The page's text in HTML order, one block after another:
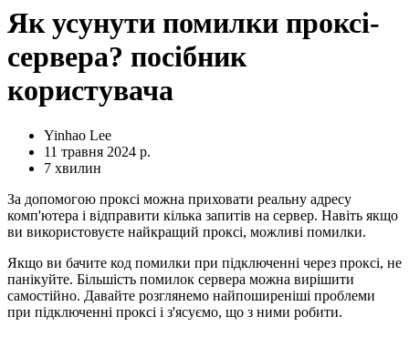
Як усунути помилки проксі-
сервера? посібник
користувача
Yinhao Lee
11 травня 2024 р.
7 хвилин
За допомогою проксі можна приховати реальну адресу
комп'ютера і відправити кілька запитів на сервер. Навіть якщо
ви використовуєте найкращий проксі, можливі помилки.
Якщо ви бачите код помилки при підключенні через проксі, не
панікуйте. Більшість помилок сервера можна вирішити
самостійно. Давайте розглянемо найпоширеніші проблеми
при підключенні проксі і з'ясуємо, що з ними робити.